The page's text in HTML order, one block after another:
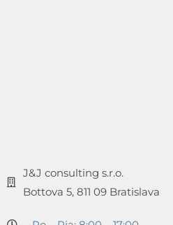
J&J consulting s.r.o.
Bottova 5, 811 09 Bratislava